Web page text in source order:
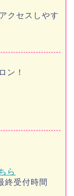
クセスしやす
ン！
ら
終受付時間